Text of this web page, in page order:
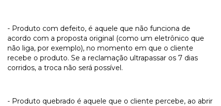
- Produto com defeito, é aquele que não funciona de
acordo com a proposta original (como um eletrônico que
não liga, por exemplo), no momento em que o cliente
recebe o produto. Se a reclamação ultrapassar os 7 dias
corridos, a troca não será possível.
- Produto quebrado é aquele que o cliente percebe, ao abrir